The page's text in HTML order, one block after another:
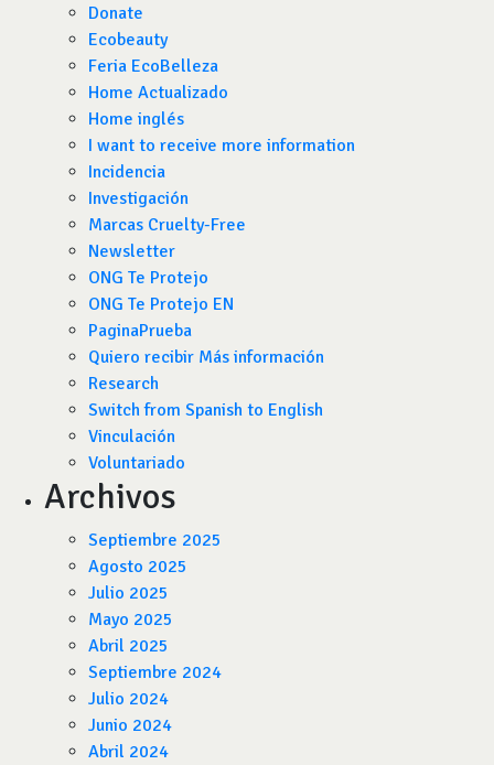
Donate
Ecobeauty
Feria EcoBelleza
Home Actualizado
Home inglés
I want to receive more information
Incidencia
Investigación
Marcas Cruelty-Free
Newsletter
ONG Te Protejo
ONG Te Protejo EN
PaginaPrueba
Quiero recibir Más información
Research
Switch from Spanish to English
Vinculación
Voluntariado
Archivos
Septiembre 2025
Agosto 2025
Julio 2025
Mayo 2025
Abril 2025
Septiembre 2024
Julio 2024
Junio 2024
Abril 2024